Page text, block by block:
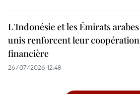
L'Indonésie et les Émirats arabes
unis renforcent leur coopération
financière
26/07/2026 12:48